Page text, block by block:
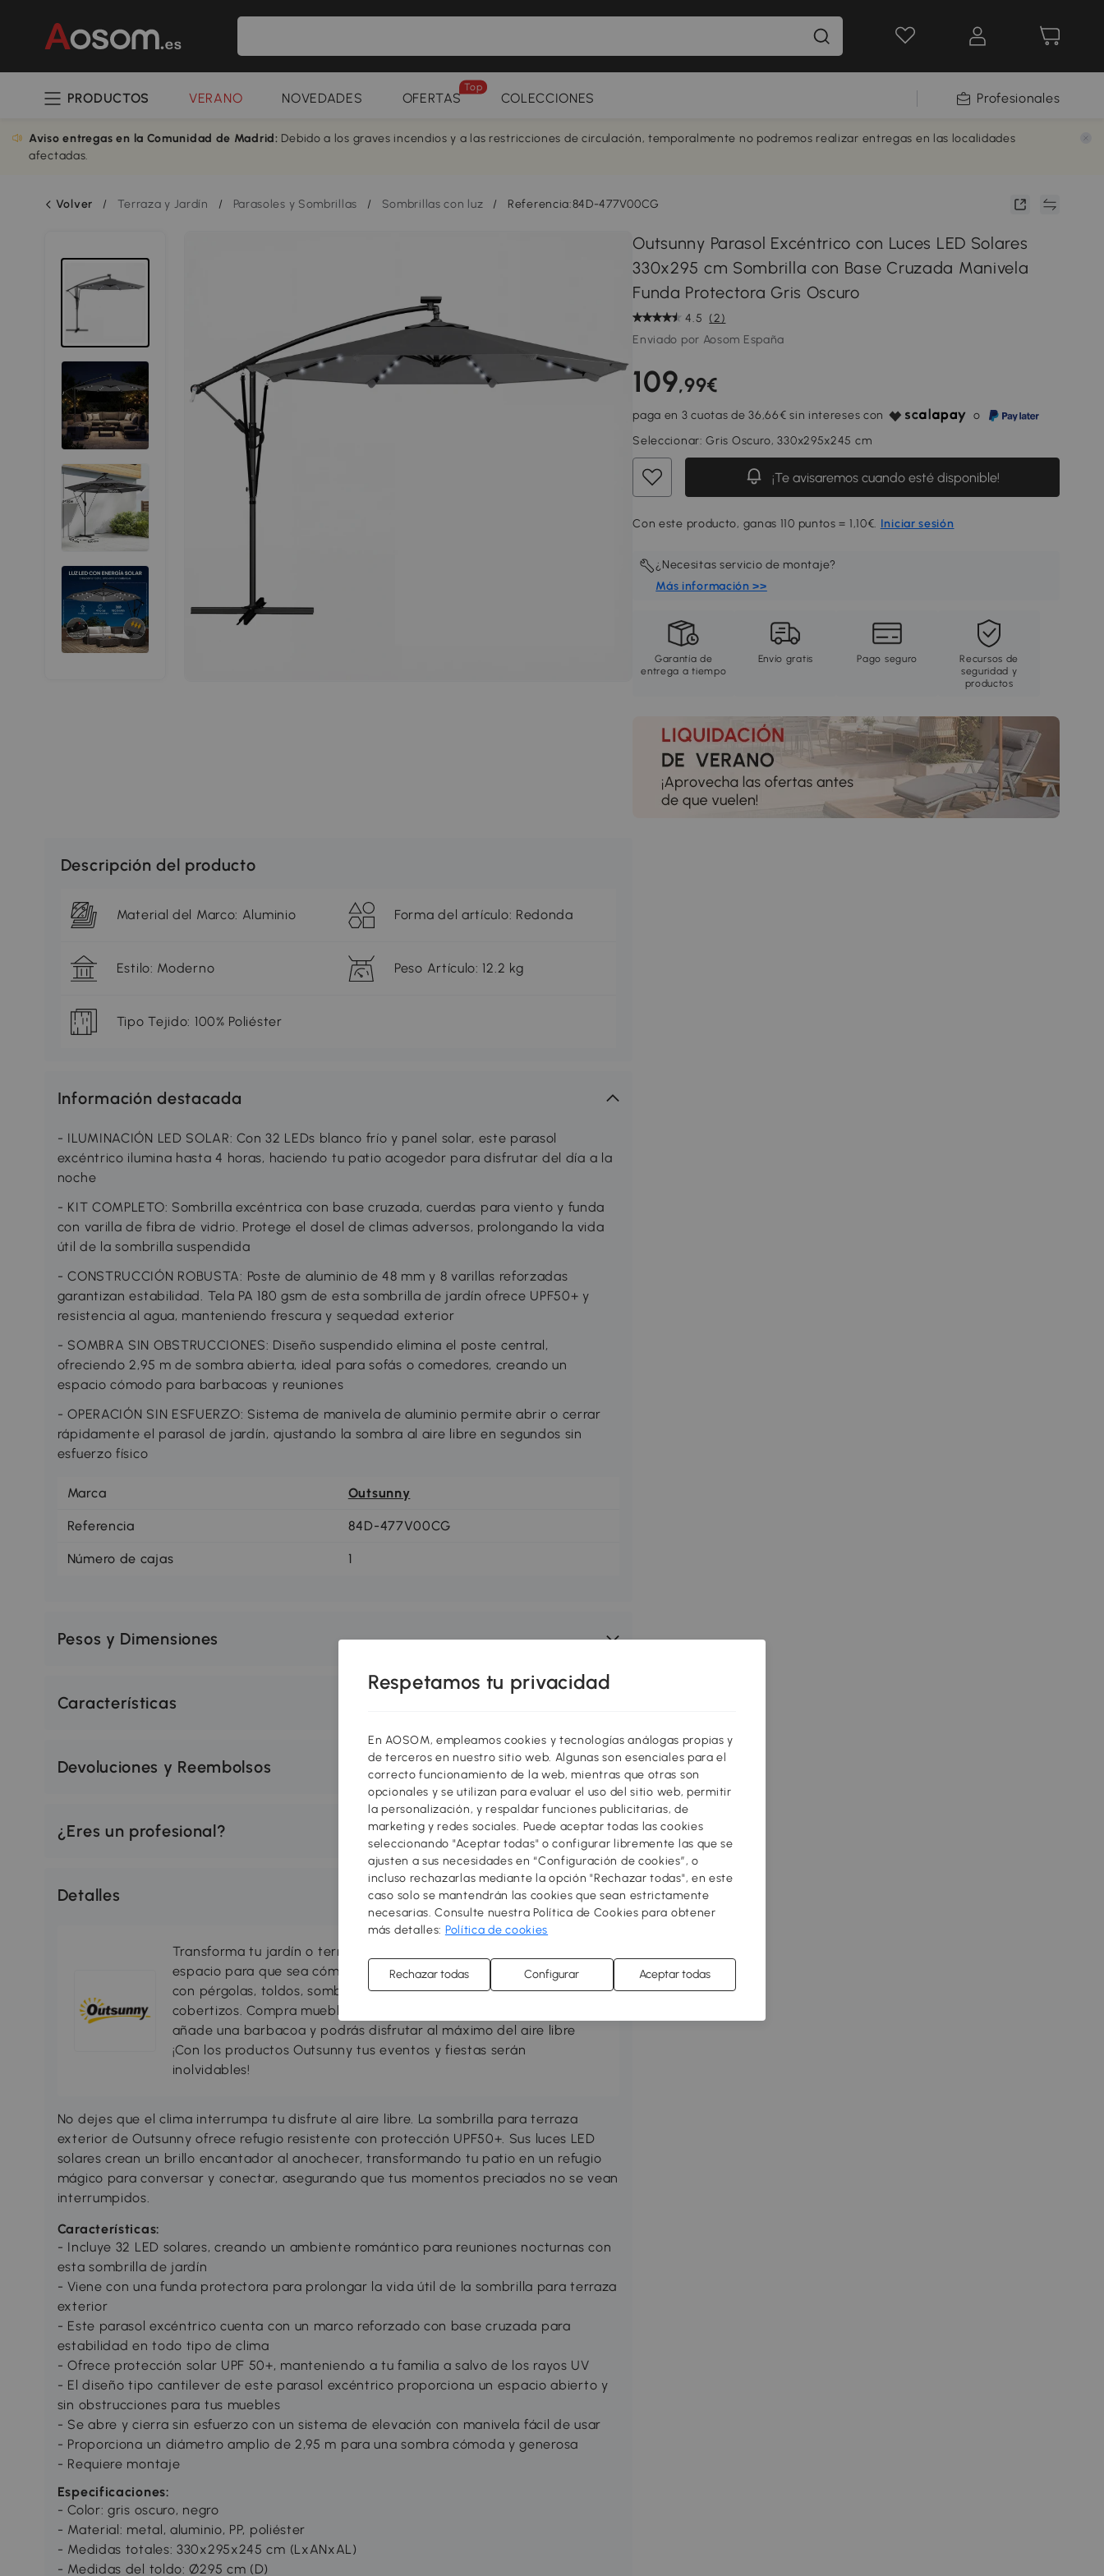
PRODUCTOS VERANO NOVEDADES OFERTAS
Top
COLECCIONES Profesionales
Aviso entregas en la Comunidad de Madrid: Debido a los graves incendios y a las restricciones de circulación, temporalmente no podremos realizar entregas en las localidades
afectadas.
Volver / Terraza y Jardín / Parasoles y Sombrillas / Sombrillas con luz / Referencia:84D-477V00CG
Outsunny Parasol Excéntrico con Luces LED Solares
330x295 cm Sombrilla con Base Cruzada Manivela
Funda Protectora Gris Oscuro
4.5 (2)
Enviado por Aosom España
109,99€
paga en 3 cuotas de 36,66€ sin intereses con
o
Seleccionar:Gris Oscuro, 330x295x245 cm
¡Te avisaremos cuando esté disponible!
Con este producto, ganas 110 puntos = 1,10€. Iniciar sesión
¿Necesitas servicio de montaje?
Más información >>
Garantía de
entrega a tiempo
Envío gratis Pago seguro
Recursos de
seguridad y
productos
Descripción del producto
Material del Marco: Aluminio Forma del artículo: Redonda
Estilo: Moderno Peso Artículo: 12.2 kg
Tipo Tejido: 100% Poliéster
Información destacada
- ILUMINACIÓN LED SOLAR: Con 32 LEDs blanco frío y panel solar, este parasol
excéntrico ilumina hasta 4 horas, haciendo tu patio acogedor para disfrutar del día a la
noche
- KIT COMPLETO: Sombrilla excéntrica con base cruzada, cuerdas para viento y funda
con varilla de fibra de vidrio. Protege el dosel de climas adversos, prolongando la vida
útil de la sombrilla suspendida
- CONSTRUCCIÓN ROBUSTA: Poste de aluminio de 48 mm y 8 varillas reforzadas
garantizan estabilidad. Tela PA 180 gsm de esta sombrilla de jardín ofrece UPF50+ y
resistencia al agua, manteniendo frescura y sequedad exterior
- SOMBRA SIN OBSTRUCCIONES: Diseño suspendido elimina el poste central,
ofreciendo 2,95 m de sombra abierta, ideal para sofás o comedores, creando un
espacio cómodo para barbacoas y reuniones
- OPERACIÓN SIN ESFUERZO: Sistema de manivela de aluminio permite abrir o cerrar
rápidamente el parasol de jardín, ajustando la sombra al aire libre en segundos sin
esfuerzo físico
Marca Outsunny
Referencia 84D-477V00CG
Número de cajas 1
Pesos y Dimensiones
Características
Devoluciones y Reembolsos
¿Eres un profesional?
Detalles
Transforma tu jardín o terraza en tu zona favorita. Prepara el
espacio para que sea cómodo, práctico y acogedor. Puedes hacerlo
con pérgolas, toldos, sombrillas, suelos de exterior, jardineras y
cobertizos. Compra muebles de exterior cómodos y elegantes,
añade una barbacoa y podrás disfrutar al máximo del aire libre
¡Con los productos Outsunny tus eventos y fiestas serán
inolvidables!
No dejes que el clima interrumpa tu disfrute al aire libre. La sombrilla para terraza
exterior de Outsunny ofrece refugio resistente con protección UPF50+. Sus luces LED
solares crean un brillo encantador al anochecer, transformando tu patio en un refugio
mágico para conversar y conectar, asegurando que tus momentos preciados no se vean
interrumpidos.
Características:
- Incluye 32 LED solares, creando un ambiente romántico para reuniones nocturnas con
esta sombrilla de jardín
- Viene con una funda protectora para prolongar la vida útil de la sombrilla para terraza
exterior
- Este parasol excéntrico cuenta con un marco reforzado con base cruzada para
estabilidad en todo tipo de clima
- Ofrece protección solar UPF 50+, manteniendo a tu familia a salvo de los rayos UV
- El diseño tipo cantilever de este parasol excéntrico proporciona un espacio abierto y
sin obstrucciones para tus muebles
- Se abre y cierra sin esfuerzo con un sistema de elevación con manivela fácil de usar
- Proporciona un diámetro amplio de 2,95 m para una sombra cómoda y generosa
- Requiere montaje
Especificaciones:
- Color: gris oscuro, negro
- Material: metal, aluminio, PP, poliéster
- Medidas totales: 330x295x245 cm (LxANxAL)
- Medidas del toldo: Ø295 cm (D)
Respetamos tu privacidad
En AOSOM, empleamos cookies y tecnologías análogas propias y
de terceros en nuestro sitio web. Algunas son esenciales para el
correcto funcionamiento de la web, mientras que otras son
opcionales y se utilizan para evaluar el uso del sitio web, permitir
la personalización, y respaldar funciones publicitarias, de
marketing y redes sociales. Puede aceptar todas las cookies
seleccionando "Aceptar todas" o configurar libremente las que se
ajusten a sus necesidades en “Configuración de cookies”, o
incluso rechazarlas mediante la opción "Rechazar todas", en este
caso solo se mantendrán las cookies que sean estrictamente
necesarias. Consulte nuestra Política de Cookies para obtener
más detalles: Política de cookies
Rechazar todas Configurar Aceptar todas